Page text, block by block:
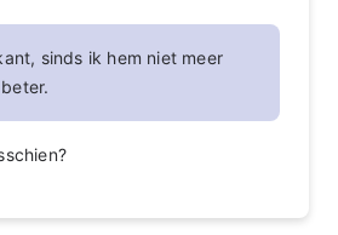
sinds ik hem niet meer